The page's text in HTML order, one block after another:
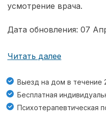
усмотрение врача.
Дата обновления: 07
Читать далее
Выезд на дом в течение
Бесплатная
Психотерапевтическая